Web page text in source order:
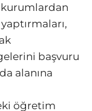
başvuru
alanına
öğretim